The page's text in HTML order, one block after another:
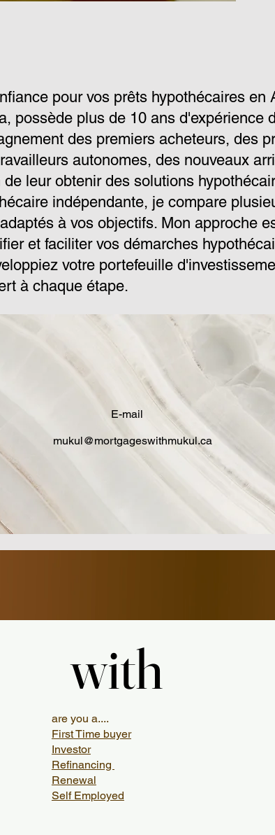
pour vos prêts hypothécaires en
possède plus de 10 ans d'expérience
des premiers acheteurs, des
autonomes, des nouveaux
leur obtenir des solutions
indépendante, je compare
à vos objectifs. Mon approche
et faciliter vos démarches
votre portefeuille
à chaque étape.
E-mail
mukul@mortgageswithmukul.ca
with
with
are you a....
First Time buyer
Investor
Refinancing
Renewal
Self Employed